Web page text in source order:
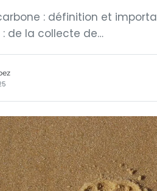
carbone : définition et
de la collecte de…